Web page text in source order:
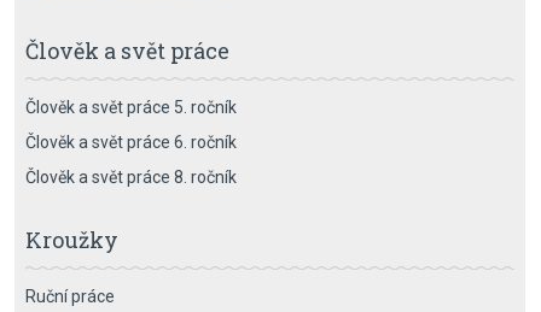
Člověk a svět práce
Člověk a svět práce 5. ročník
Člověk a svět práce 6. ročník
Člověk a svět práce 8. ročník
Kroužky
Ruční práce